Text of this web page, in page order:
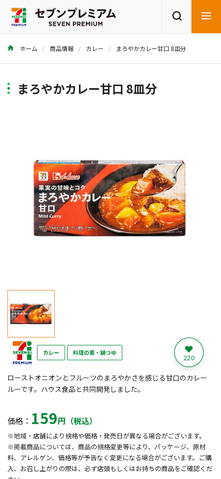
商品を探す レシピを探す
ホーム 商品情報 カレー まろやかカレー甘口 8皿分
まろやかカレー甘口 8皿分
カレー 料理の素・鍋つゆ 220
ローストオニオンとフルーツのまろやかさを感じる甘口のカレー
ルーです。ハウス食品と共同開発しました。
価格： 159円（税込）
※地域・店舗により規格や価格・発売日が異なる場合がございます。
※掲載商品については、商品の規格変更等により、パッケージ、原材
料、アレルゲン、価格等が予告なく変更になる場合がございます。ご購
入、お召し上がりの際は、必ず店頭もしくはお持ちの商品をご確認くだ